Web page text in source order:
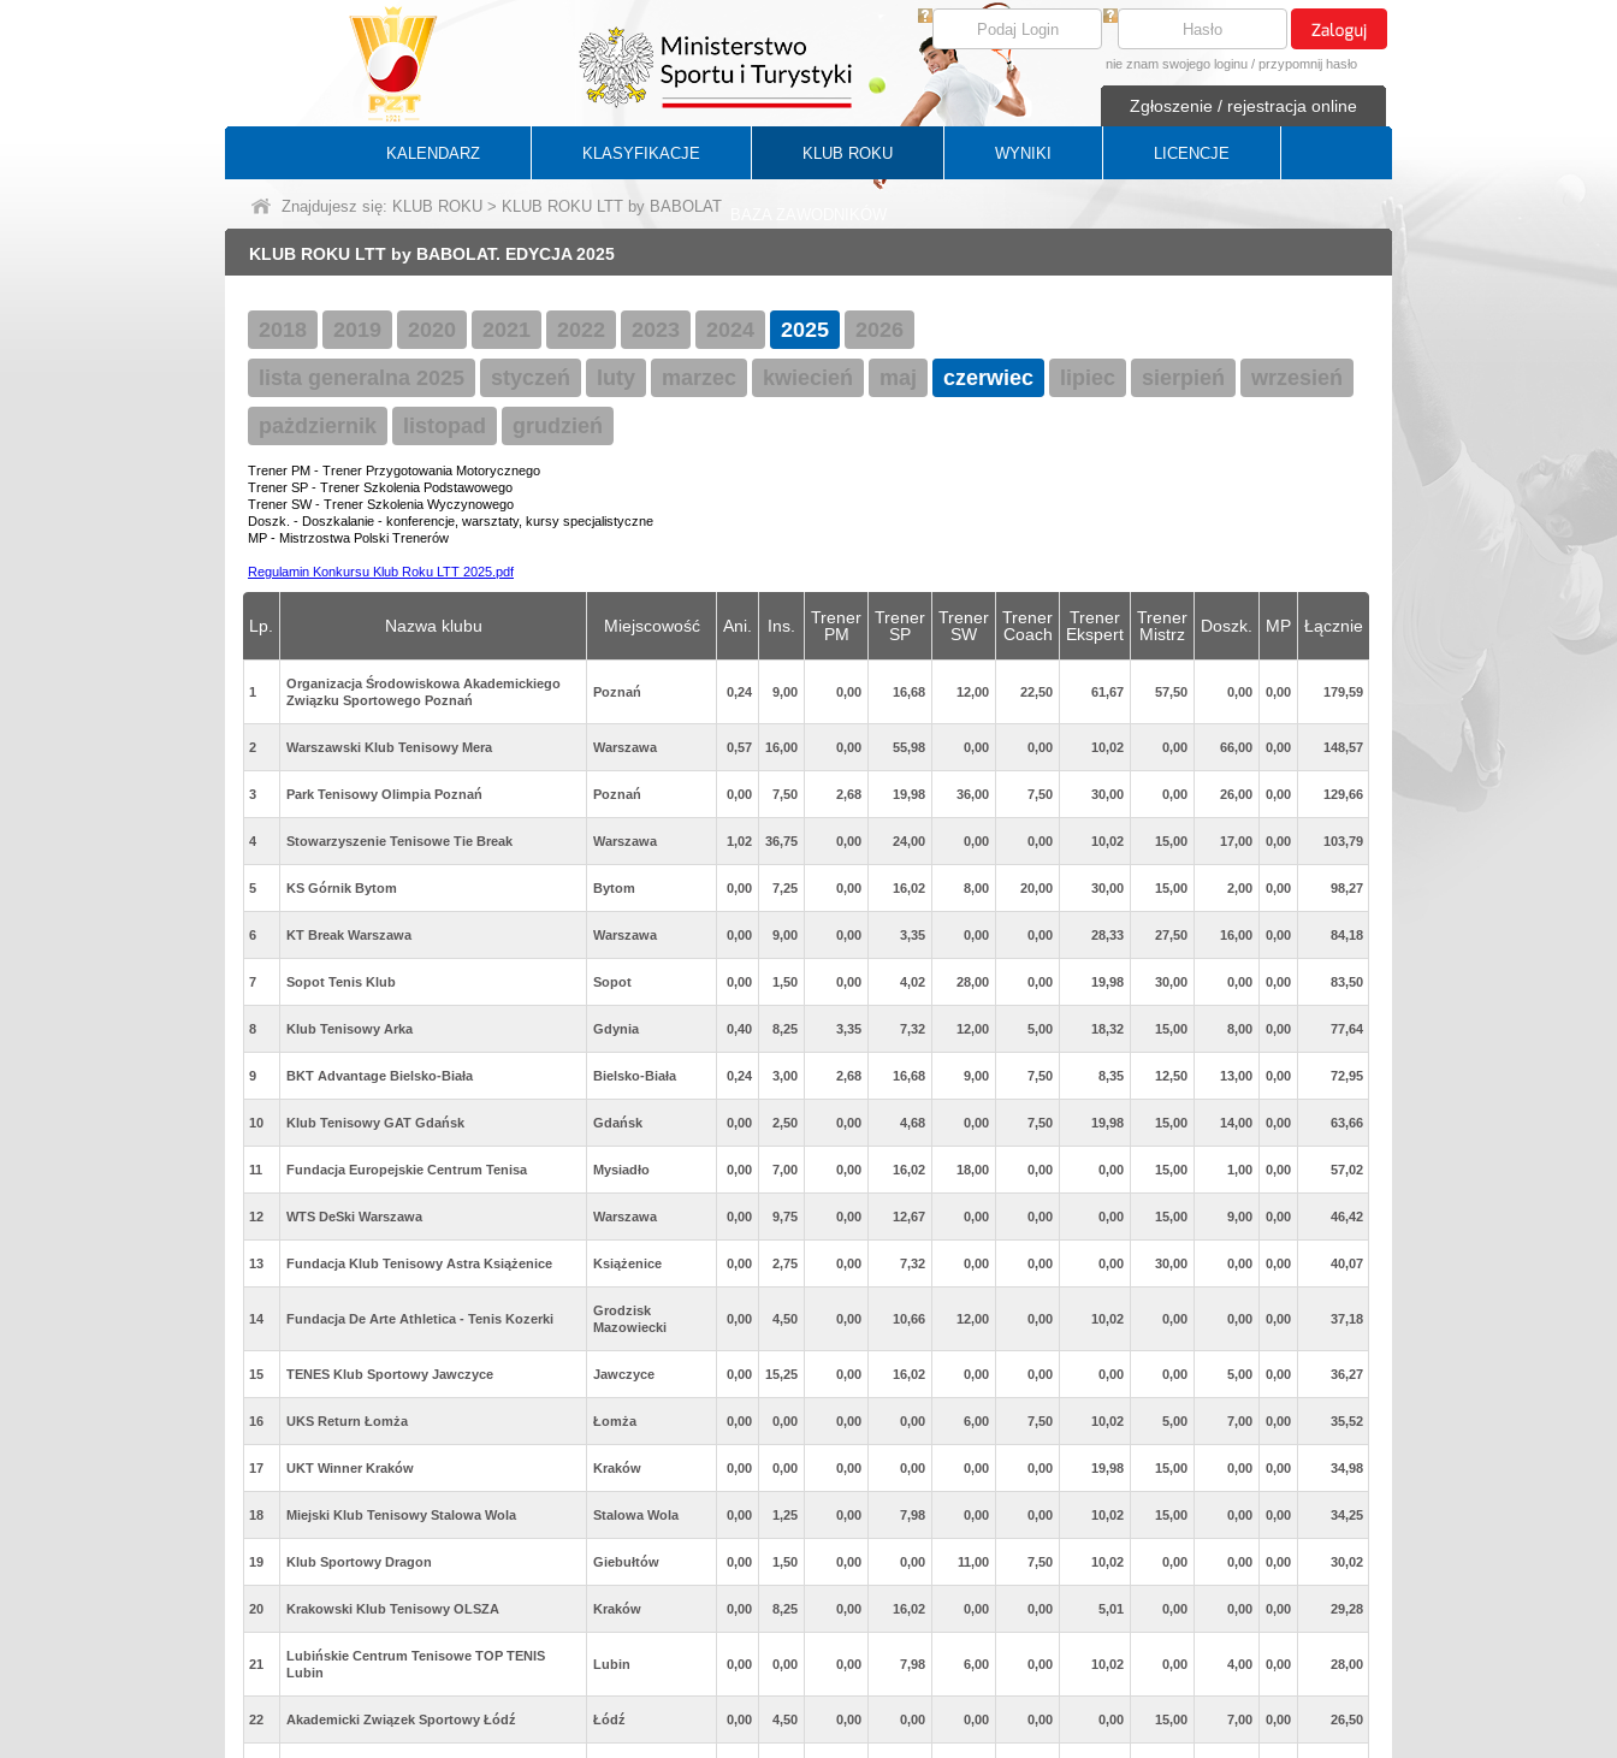
nie znam swojego loginu / przypomnij hasło
Zgłoszenie / rejestracja online
KALENDARZ KLASYFIKACJE KLUB ROKU WYNIKI LICENCJE
Znajdujesz się: KLUB ROKU > KLUB ROKU LTT by BABOLAT
KLUB ROKU LTT by BABOLAT. EDYCJA 2025
2018 2019 2020 2021 2022 2023 2024 2025
2026
lista generalna 2025
styczeń luty marzec kwiecień maj czerwiec lipiec sierpień
wrzesień
pażdziernik
listopad grudzień
Trener PM - Trener Przygotowania Motorycznego
Trener SP - Trener Szkolenia Podstawowego
Trener SW - Trener Szkolenia Wyczynowego
Doszk. - Doszkalanie - konferencje, warsztaty, kursy specjalistyczne
MP - Mistrzostwa Polski Trenerów
Regulamin Konkursu Klub Roku LTT 2025.pdf
Lp. Nazwa klubu Miejscowość Ani. Ins.
Trener
PM
Trener
SP
Trener
SW
Trener
Coach
Trener
Ekspert
Trener
Mistrz
Doszk. MP Łącznie
1
Organizacja Środowiskowa Akademickiego
Związku Sportowego Poznań
Poznań 0,24 9,00 0,00 16,68 12,00 22,50 61,67 57,50 0,00 0,00 179,59
2 Warszawski Klub Tenisowy Mera Warszawa 0,57 16,00 0,00 55,98 0,00 0,00 10,02 0,00 66,00 0,00 148,57
3 Park Tenisowy Olimpia Poznań Poznań 0,00 7,50 2,68 19,98 36,00 7,50 30,00 0,00 26,00 0,00 129,66
4 Stowarzyszenie Tenisowe Tie Break Warszawa 1,02 36,75 0,00 24,00 0,00 0,00 10,02 15,00 17,00 0,00 103,79
5 KS Górnik Bytom Bytom 0,00 7,25 0,00 16,02 8,00 20,00 30,00 15,00 2,00 0,00 98,27
6 KT Break Warszawa Warszawa 0,00 9,00 0,00 3,35 0,00 0,00 28,33 27,50 16,00 0,00 84,18
7 Sopot Tenis Klub Sopot 0,00 1,50 0,00 4,02 28,00 0,00 19,98 30,00 0,00 0,00 83,50
8 Klub Tenisowy Arka Gdynia 0,40 8,25 3,35 7,32 12,00 5,00 18,32 15,00 8,00 0,00 77,64
9 BKT Advantage Bielsko-Biała Bielsko-Biała 0,24 3,00 2,68 16,68 9,00 7,50 8,35 12,50 13,00 0,00 72,95
10 Klub Tenisowy GAT Gdańsk Gdańsk 0,00 2,50 0,00 4,68 0,00 7,50 19,98 15,00 14,00 0,00 63,66
11 Fundacja Europejskie Centrum Tenisa Mysiadło 0,00 7,00 0,00 16,02 18,00 0,00 0,00 15,00 1,00 0,00 57,02
12 WTS DeSki Warszawa Warszawa 0,00 9,75 0,00 12,67 0,00 0,00 0,00 15,00 9,00 0,00 46,42
13 Fundacja Klub Tenisowy Astra Książenice Książenice 0,00 2,75 0,00 7,32 0,00 0,00 0,00 30,00 0,00 0,00 40,07
14 Fundacja De Arte Athletica - Tenis Kozerki
Grodzisk
Mazowiecki
0,00 4,50 0,00 10,66 12,00 0,00 10,02 0,00 0,00 0,00 37,18
15 TENES Klub Sportowy Jawczyce Jawczyce 0,00 15,25 0,00 16,02 0,00 0,00 0,00 0,00 5,00 0,00 36,27
16 UKS Return Łomża Łomża 0,00 0,00 0,00 0,00 6,00 7,50 10,02 5,00 7,00 0,00 35,52
17 UKT Winner Kraków Kraków 0,00 0,00 0,00 0,00 0,00 0,00 19,98 15,00 0,00 0,00 34,98
18 Miejski Klub Tenisowy Stalowa Wola Stalowa Wola 0,00 1,25 0,00 7,98 0,00 0,00 10,02 15,00 0,00 0,00 34,25
19 Klub Sportowy Dragon Giebułtów 0,00 1,50 0,00 0,00 11,00 7,50 10,02 0,00 0,00 0,00 30,02
20 Krakowski Klub Tenisowy OLSZA Kraków 0,00 8,25 0,00 16,02 0,00 0,00 5,01 0,00 0,00 0,00 29,28
21
Lubińskie Centrum Tenisowe TOP TENIS
Lubin
Lubin 0,00 0,00 0,00 7,98 6,00 0,00 10,02 0,00 4,00 0,00 28,00
22 Akademicki Związek Sportowy Łódź Łódź 0,00 4,50 0,00 0,00 0,00 0,00 0,00 15,00 7,00 0,00 26,50